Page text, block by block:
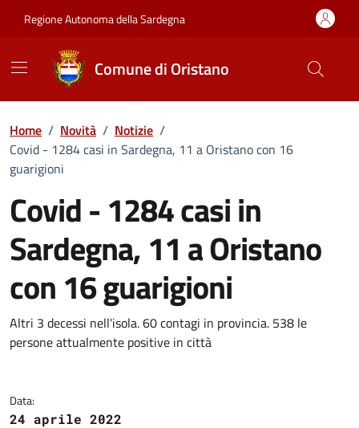
Regione Autonoma della Sardegna
Comune di Oristano
Home / Novità / Notizie /
Covid - 1284 casi in Sardegna, 11 a Oristano con 16
guarigioni
Covid - 1284 casi in
Sardegna, 11 a Oristano
con 16 guarigioni
Dettagli della notizia
Altri 3 decessi nell'isola. 60 contagi in provincia. 538 le
persone attualmente positive in città
Data:
24 aprile 2022